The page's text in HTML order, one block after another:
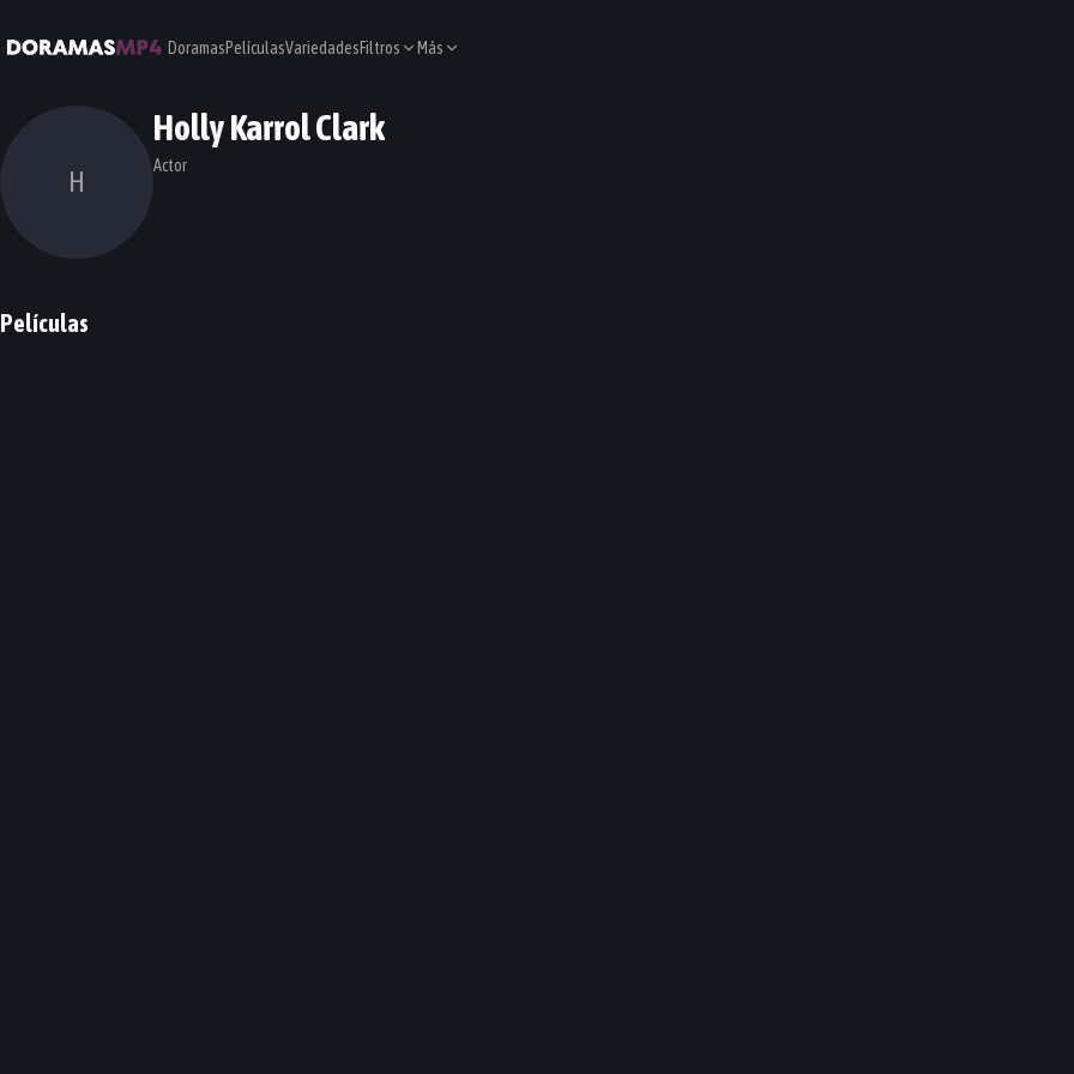
DoramasPelículasVariedadesFiltros Más
H
Holly Karrol Clark
Actor
Películas